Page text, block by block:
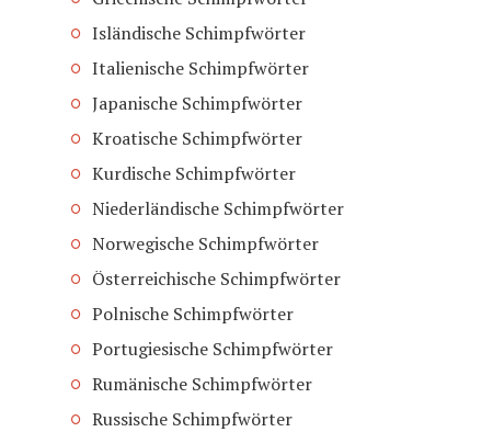
Isländische Schimpfwörter
Italienische Schimpfwörter
Japanische Schimpfwörter
Kroatische Schimpfwörter
Kurdische Schimpfwörter
Niederländische Schimpfwörter
Norwegische Schimpfwörter
Österreichische Schimpfwörter
Polnische Schimpfwörter
Portugiesische Schimpfwörter
Rumänische Schimpfwörter
Russische Schimpfwörter